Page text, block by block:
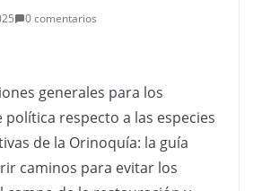
0 comentarios
generales para los
política respecto a las especies
de la Orinoquía: la guía
caminos para evitar los